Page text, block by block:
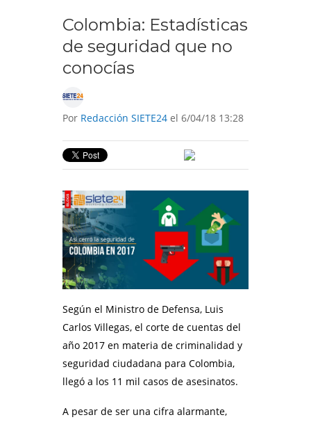
Colombia: Estadísticas
de seguridad que no
conocías
Por Redacción SIETE24 el 6/04/18 13:28
Según el Ministro de Defensa, Luis
Carlos Villegas, el corte de cuentas del
año 2017 en materia de criminalidad y
seguridad ciudadana para Colombia,
llegó a los 11 mil casos de asesinatos.
A pesar de ser una cifra alarmante,